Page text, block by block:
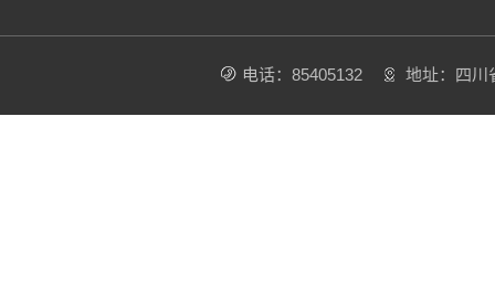
电话：85405132 地址：四川